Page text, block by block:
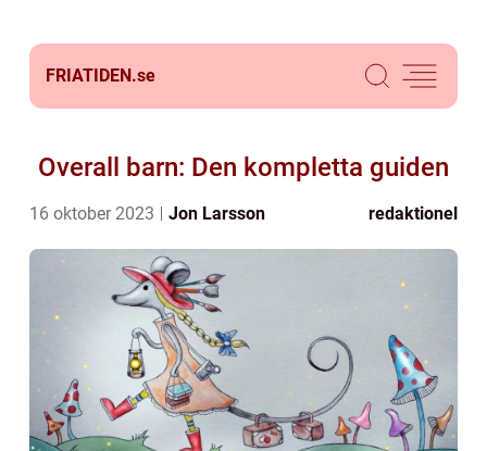
FRIATIDEN.se
Overall barn: Den kompletta guiden
16 oktober 2023 Jon Larsson redaktionel